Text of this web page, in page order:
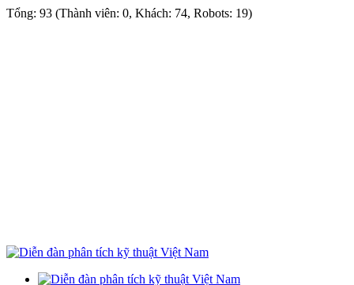
Tổng: 93 (Thành viên: 0, Khách: 74, Robots: 19)